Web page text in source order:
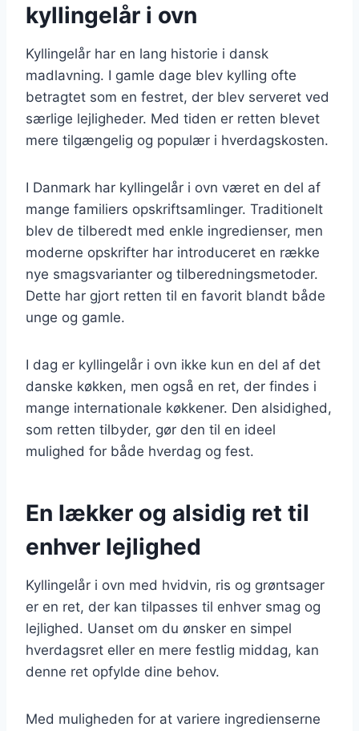
kyllingelår i ovn
Kyllingelår har en lang historie i dansk
madlavning. I gamle dage blev kylling ofte
betragtet som en festret, der blev serveret ved
særlige lejligheder. Med tiden er retten blevet
mere tilgængelig og populær i hverdagskosten.
I Danmark har kyllingelår i ovn været en del af
mange familiers opskriftsamlinger. Traditionelt
blev de tilberedt med enkle ingredienser, men
moderne opskrifter har introduceret en række
nye smagsvarianter og tilberedningsmetoder.
Dette har gjort retten til en favorit blandt både
unge og gamle.
I dag er kyllingelår i ovn ikke kun en del af det
danske køkken, men også en ret, der findes i
mange internationale køkkener. Den alsidighed,
som retten tilbyder, gør den til en ideel
mulighed for både hverdag og fest.
En lækker og alsidig ret til
enhver lejlighed
Kyllingelår i ovn med hvidvin, ris og grøntsager
er en ret, der kan tilpasses til enhver smag og
lejlighed. Uanset om du ønsker en simpel
hverdagsret eller en mere festlig middag, kan
denne ret opfylde dine behov.
Med muligheden for at variere ingredienserne